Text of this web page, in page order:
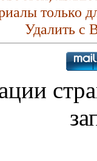
только
Удалить с